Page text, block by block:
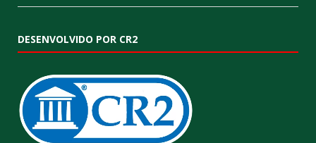
DESENVOLVIDO POR CR2